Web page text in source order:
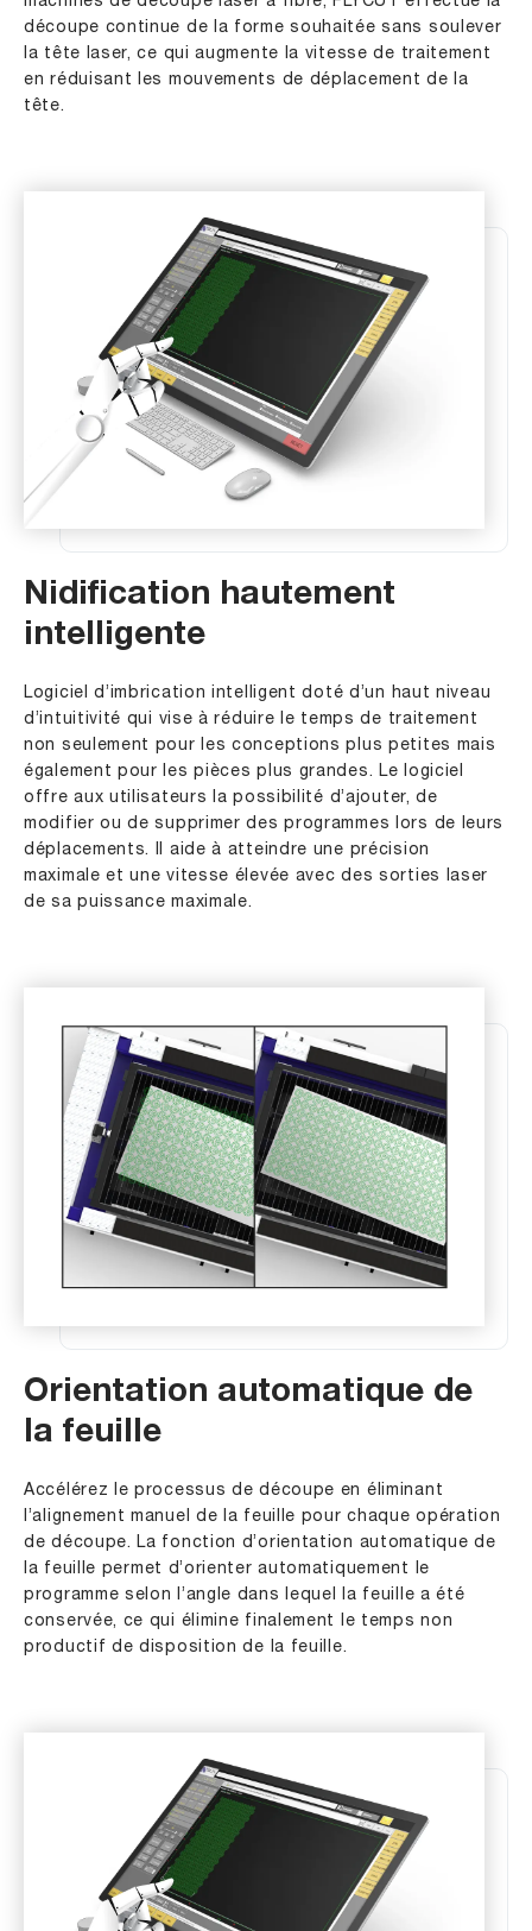
découpe continue de la forme souhaitée sans soulever
la tête laser, ce qui augmente la vitesse de traitement
en réduisant les mouvements de déplacement de la
tête.
Nidification hautement
intelligente
Logiciel d’imbrication intelligent doté d’un haut niveau
d’intuitivité qui vise à réduire le temps de traitement
non seulement pour les conceptions plus petites mais
également pour les pièces plus grandes. Le logiciel
offre aux utilisateurs la possibilité d’ajouter, de
modifier ou de supprimer des programmes lors de leurs
déplacements. Il aide à atteindre une précision
maximale et une vitesse élevée avec des sorties laser
de sa puissance maximale.
Orientation automatique de
la feuille
Accélérez le processus de découpe en éliminant
l’alignement manuel de la feuille pour chaque opération
de découpe. La fonction d’orientation automatique de
la feuille permet d’orienter automatiquement le
programme selon l’angle dans lequel la feuille a été
conservée, ce qui élimine finalement le temps non
productif de disposition de la feuille.